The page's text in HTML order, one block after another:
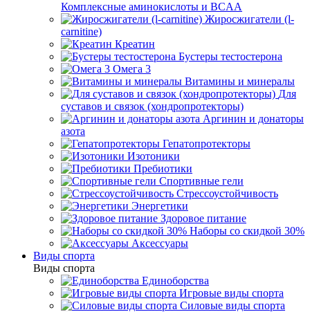
Комплексные аминокислоты и BCAA
Жиросжигатели (l-
carnitine)
Креатин
Бустеры тестостерона
Омега 3
Витамины и минералы
Для
суставов и связок (хондропротекторы)
Аргинин и донаторы
азота
Гепатопротекторы
Изотоники
Пребиотики
Спортивные гели
Стрессоустойчивость
Энергетики
Здоровое питание
Наборы со скидкой 30%
Аксессуары
Виды спорта
Виды спорта
Единоборства
Игровые виды спорта
Силовые виды спорта